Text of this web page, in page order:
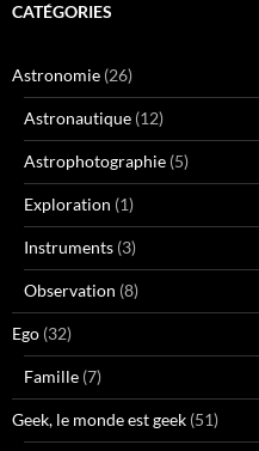
CATÉGORIES
Astronomie (26)
Astronautique (12)
Astrophotographie (5)
Exploration (1)
Instruments (3)
Observation (8)
Ego (32)
Famille (7)
Geek, le monde est geek (51)